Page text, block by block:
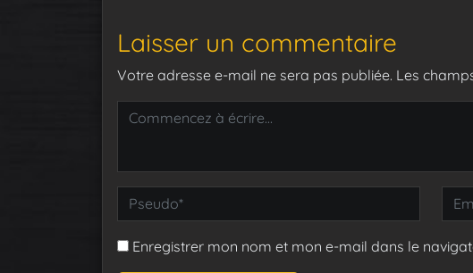
Laisser un commentaire
Votre adresse e-mail ne sera pas publiée. Les
Enregistrer mon nom et mon e-mail dans le